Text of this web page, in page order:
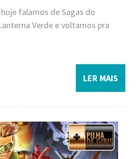
falamos de Sagas do
Verde e voltamos pra
LER MAIS